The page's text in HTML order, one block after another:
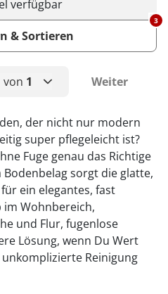
verfügbar
von 1 Weiter
& Sortieren
3
der nicht nur modern
super pflegeleicht ist?
Fuge genau das Richtige
sorgt die glatte,
ein elegantes, fast
im Wohnbereich,
und Flur, fugenlose
Lösung, wenn Du Wert
Reinigung